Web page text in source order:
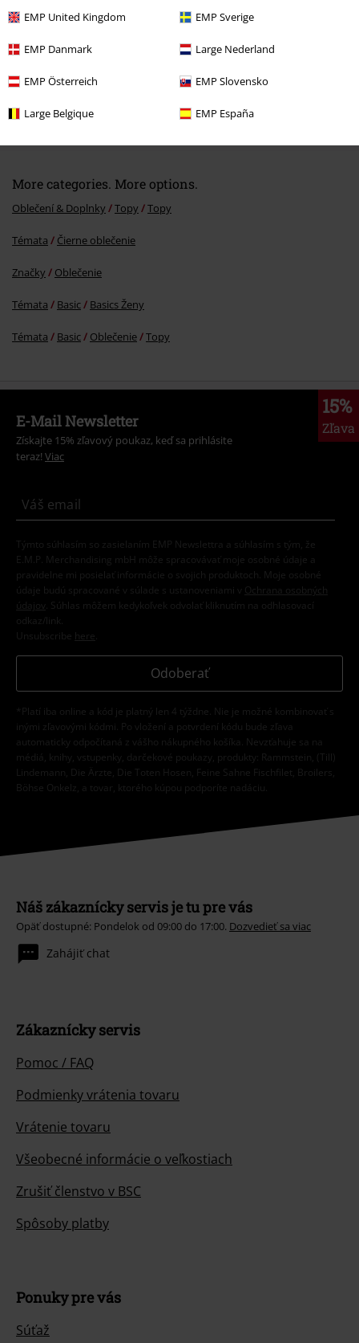
EMP United Kingdom EMP Sverige
EMP Danmark Large Nederland
EMP Österreich EMP Slovensko
Large Belgique EMP España
€ 16,99
More categories. More options.
Oblečení & Doplnky Topy Topy
Témata Čierne oblečenie
Značky Oblečenie
Témata Basic Basics Ženy
Témata Basic Oblečenie Topy
15%
Zľava
E-Mail Newsletter
Získajte 15% zľavový poukaz, keď sa prihlásite
teraz! Viac
Týmto súhlasím so zasielaním EMP Newslettra a súhlasím s tým, že
E.M.P. Merchandising mbH môže spracovávať moje osobné údaje a
pravidelne mi posielať informácie o svojich produktoch. Moje osobné
údaje budú spracované v súlade s ustanoveniami v
Ochrana osobných
údajov
. Súhlas môžem kedykoľvek odvolať kliknutím na odhlasovací
odkaz/link.
Unsubscribe here
Odoberať
*Platí iba online a kód je platný len 4 týždne. Nie je možné kombinovať s
inými zľavovými kódmi. Po vložení a potvrdení kódu bude zľava
automaticky odpočítaná z vášho nákupného košíka. Nevzťahuje sa na
médiá, knihy, vstupenky, darčekové poukazy, produkty: Rammstein, (Till)
Lindemann, Die Ärzte, Die Toten Hosen, Feine Sahne Fischfilet, Broilers,
Böhse Onkelz, a tovar, ktorého kúpou podporíte nadáciu.
Náš zákaznícky servis je tu pre vás
Opäť dostupné: Pondelok od 09:00 do 17:00. Dozvedieť sa viac
Zahájiť chat
Zákaznícky servis
Pomoc / FAQ
Podmienky vrátenia tovaru
Vrátenie tovaru
Všeobecné informácie o veľkostiach
Zrušiť členstvo v BSC
Spôsoby platby
Ponuky pre vás
Súťaž